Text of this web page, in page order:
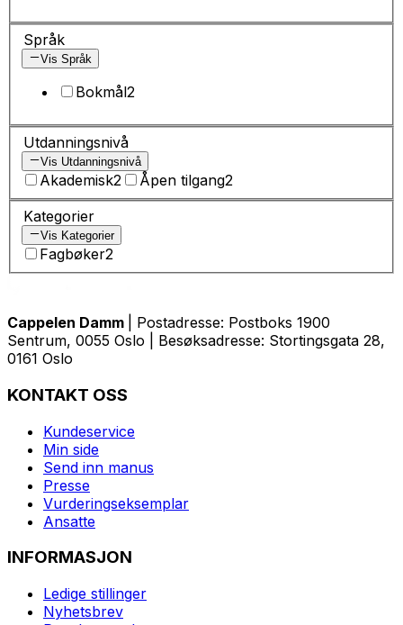
Språk
Vis Språk
Bokmål2
Utdanningsnivå
Vis Utdanningsnivå
Akademisk2 Åpen tilgang2
Kategorier
Vis Kategorier
Fagbøker2
Cappelen Damm
| Postadresse: Postboks 1900
Sentrum, 0055 Oslo | Besøksadresse: Stortingsgata 28,
0161 Oslo
KONTAKT OSS
Kundeservice
Min side
Send inn manus
Presse
Vurderingseksemplar
Ansatte
INFORMASJON
Ledige stillinger
Nyhetsbrev